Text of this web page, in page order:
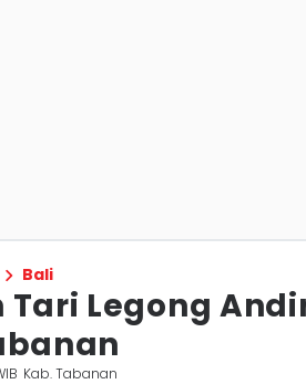
Bali
Tari Legong
Kab. Tabanan